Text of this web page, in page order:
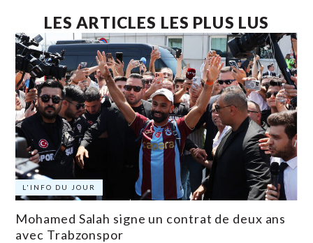
LES ARTICLES LES PLUS LUS
L'INFO DU JOUR
Mohamed Salah signe un contrat de deux ans
avec Trabzonspor